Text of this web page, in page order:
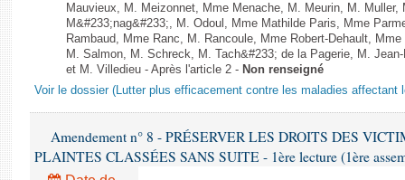
Mauvieux, M. Meizonnet, Mme Menache, M. Meurin, M. Muller,
M&#233;nag&#233;, M. Odoul, Mme Mathilde Paris, Mme
Rambaud, Mme Ranc, M. Rancoule, Mme Robert-Dehault,
M. Salmon, M. Schreck, M. Tach&#233; de la Pagerie, M.
et M. Villedieu - Après l'article 2 - Non renseigné
Voir le dossier (Lutter plus efficacement contre les maladies affectant
Amendement n° 8 - PRÉSERVER LES DROITS DES
PLAINTES CLASSÉES SANS SUITE - 1ère lecture (1ère